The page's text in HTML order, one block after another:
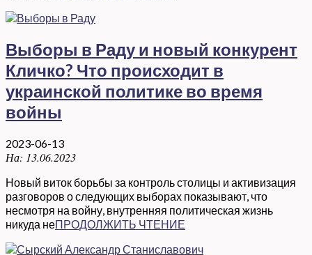
Выборы в Раду и новый конкурент
Кличко? Что происходит в
украинской политике во время
войны
2023-06-13
На: 13.06.2023
Новый виток борьбы за контроль столицы и активизация
разговоров о следующих выборах показывают, что
несмотря на войну, внутренняя политическая жизнь
никуда неПРОДОЛЖИТЬ ЧТЕНИЕ